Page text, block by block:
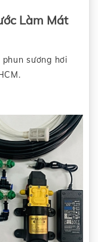
Làm Mát
phun sương hơi